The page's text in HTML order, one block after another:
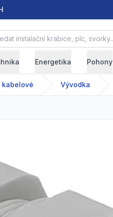
instalační krabice, plc, svorky...
Energetika Pohony
kabelové Vývodka